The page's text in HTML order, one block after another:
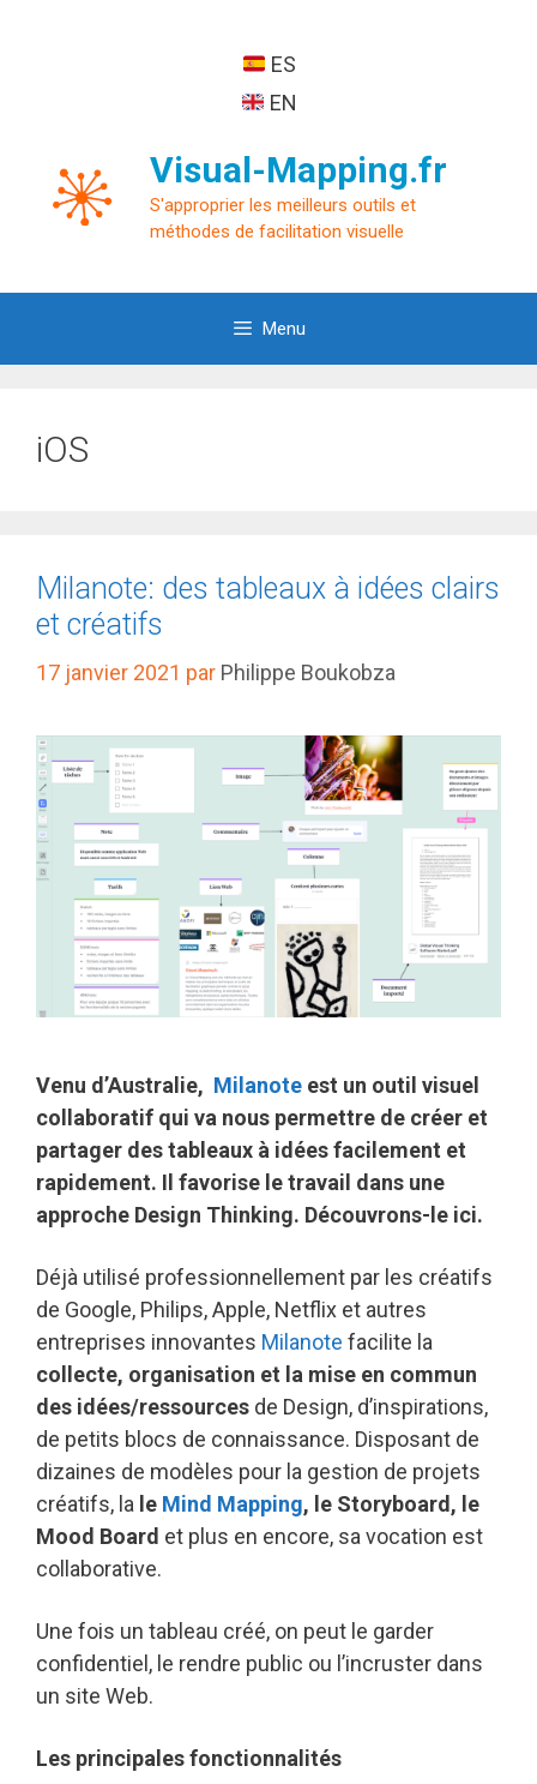
ES
EN
Visual-Mapping.fr
S'approprier les meilleurs outils et
méthodes de facilitation visuelle
Menu
iOS
Milanote: des tableaux à idées clairs
et créatifs
17 janvier 2021 par Philippe Boukobza
Venu d’Australie, Milanote est un outil visuel
collaboratif qui va nous permettre de créer et
partager des tableaux à idées facilement et
rapidement. Il favorise le travail dans une
approche Design Thinking. Découvrons-le ici.
Déjà utilisé professionnellement par les créatifs
de Google, Philips, Apple, Netflix et autres
entreprises innovantes Milanote facilite la
collecte, organisation et la mise en commun
des idées/ressources de Design, d’inspirations,
de petits blocs de connaissance. Disposant de
dizaines de modèles pour la gestion de projets
créatifs, la le Mind Mapping, le Storyboard, le
Mood Board et plus en encore, sa vocation est
collaborative.
Une fois un tableau créé, on peut le garder
confidentiel, le rendre public ou l’incruster dans
un site Web.
Les principales fonctionnalités